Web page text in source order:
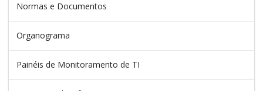
Normas e Documentos
Organograma
Painéis de Monitoramento de TI